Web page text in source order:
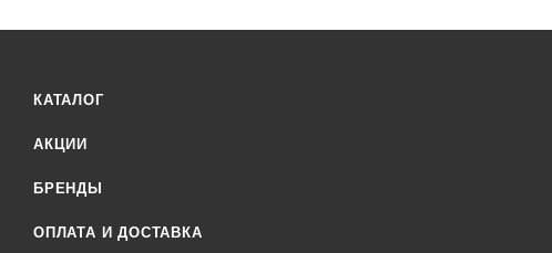
КАТАЛОГ
АКЦИИ
БРЕНДЫ
ОПЛАТА И ДОСТАВКА